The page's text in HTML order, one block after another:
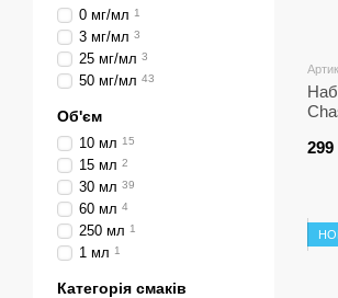
299
0 мг/мл 1
3 мг/мл 3
25 мг/мл 3
50 мг/мл 43
Об'єм
10 мл 15
15 мл 2
30 мл 39
60 мл 4
250 мл 1
1 мл 1
Категорія смаків